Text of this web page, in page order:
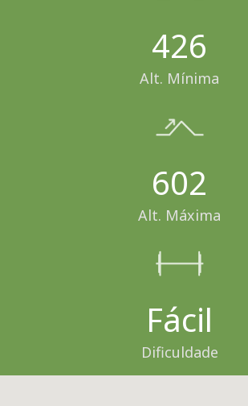
426
Alt. Mínima
602
Alt. Máxima
Fácil
Dificuldade